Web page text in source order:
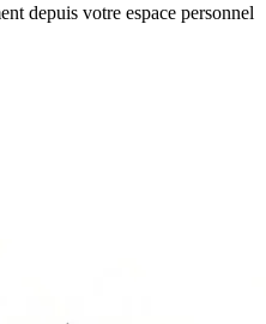
depuis votre espace personnel